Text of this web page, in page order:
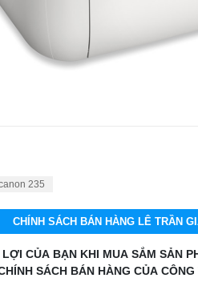
235
CHÍNH SÁCH BÁN HÀNG LÊ TRẦN
CỦA BẠN KHI MUA SẮM SẢN
SÁCH BÁN HÀNG CỦA